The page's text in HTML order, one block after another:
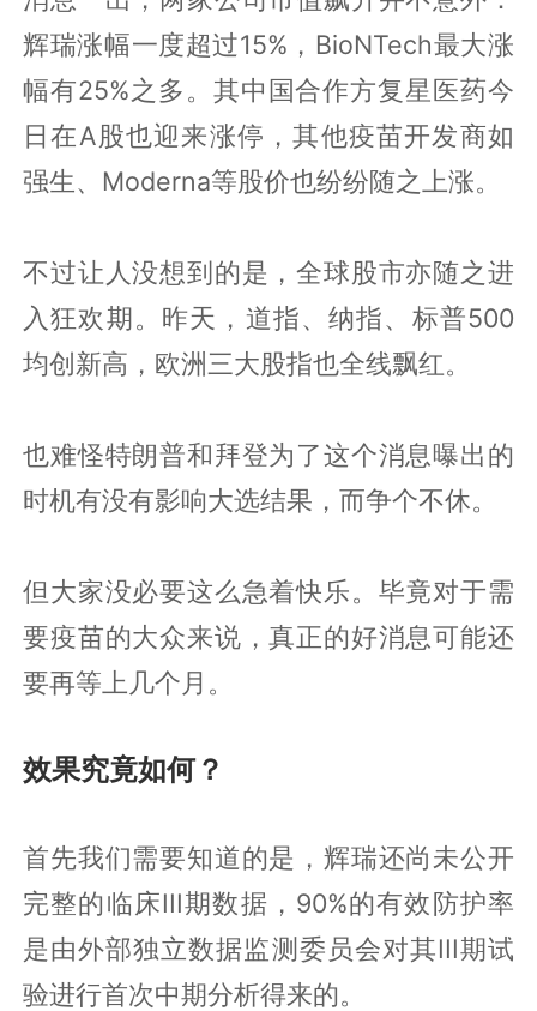
辉瑞涨幅一度超过15%，BioNTech最大涨
幅有25%之多。其中国合作方复星医药今
日在A股也迎来涨停，其他疫苗开发商如
强生、Moderna等股价也纷纷随之上涨。
不过让人没想到的是，全球股市亦随之进
入狂欢期。昨天，道指、纳指、标普500
均创新高，欧洲三大股指也全线飘红。
也难怪特朗普和拜登为了这个消息曝出的
时机有没有影响大选结果，而争个不休。
但大家没必要这么急着快乐。毕竟对于需
要疫苗的大众来说，真正的好消息可能还
要再等上几个月。
效果究竟如何？
首先我们需要知道的是，辉瑞还尚未公开
完整的临床III期数据，90%的有效防护率
是由外部独立数据监测委员会对其III期试
验进行首次中期分析得来的。